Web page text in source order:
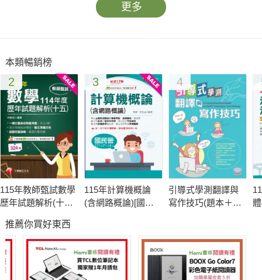
更多
本類暢銷榜
2
115年教師甄試數學
歷年試題解析(十
試]
3
115年計算機概論
(含網路概論)[國民
4
引導式學測翻譯與
寫作技巧(題本＋解
推薦你買好東西